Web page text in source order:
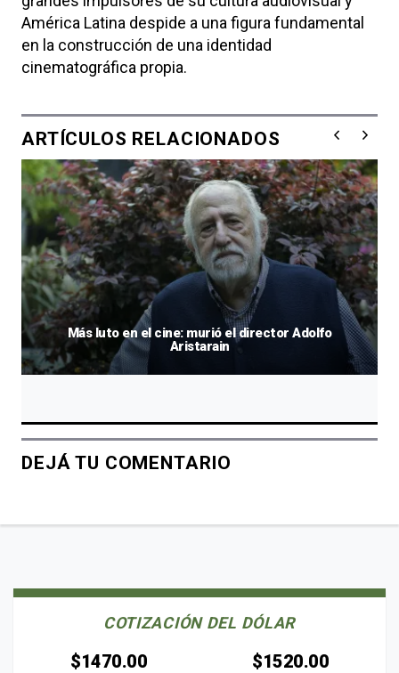
América Latina despide a una figura fundamental
en la construcción de una identidad
cinematográfica propia.
ARTÍCULOS RELACIONADOS
Más luto en el cine: murió el director Adolfo
Aristarain
DEJÁ TU COMENTARIO
COTIZACIÓN DEL DÓLAR
$1470.00 $1520.00